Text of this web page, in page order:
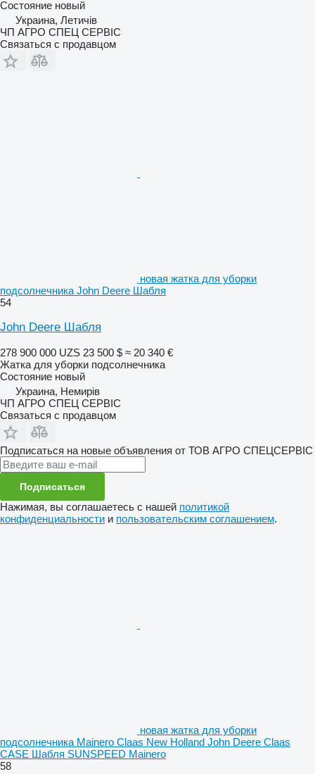
Состояние новый
Украина, Летичів
ЧП АГРО СПЕЦ СЕРВІС
Связаться с продавцом
новая жатка для уборки
подсолнечника John Deere Шабля
54
John Deere Шабля
278 900 000 UZS 23 500 $ ≈ 20 340 €
Жатка для уборки подсолнечника
Состояние новый
Украина, Немирів
ЧП АГРО СПЕЦ СЕРВІС
Связаться с продавцом
Подписаться на новые объявления от ТОВ АГРО СПЕЦСЕРВІС
Подписаться
Нажимая, вы соглашаетесь с нашей политикой
конфиденциальности и пользовательским соглашением.
новая жатка для уборки
подсолнечника Mainero Claas New Holland John Deere Claas
CASE Шабля SUNSPEED Mainero
58